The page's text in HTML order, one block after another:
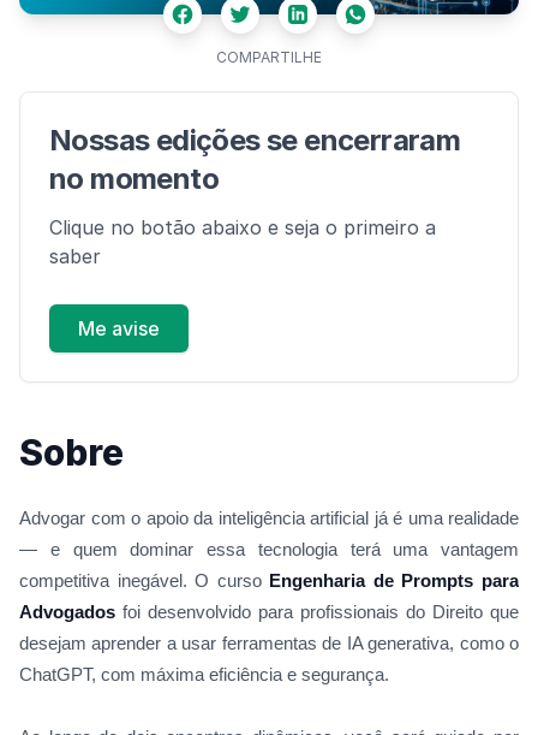
FacebookTwitterLinkedinWhatsapp
COMPARTILHE
Nossas edições se encerraram
no momento
Clique no botão abaixo e seja o primeiro a
saber
Me avise
Sobre
Advogar com o apoio da inteligência artificial já é uma realidade
— e quem dominar essa tecnologia terá uma vantagem
competitiva inegável.O curso Engenharia de Prompts para
Advogados foi desenvolvido para profissionais do Direito que
desejam aprender a usar ferramentas de IA generativa, como o
ChatGPT, com máxima eficiência e segurança.